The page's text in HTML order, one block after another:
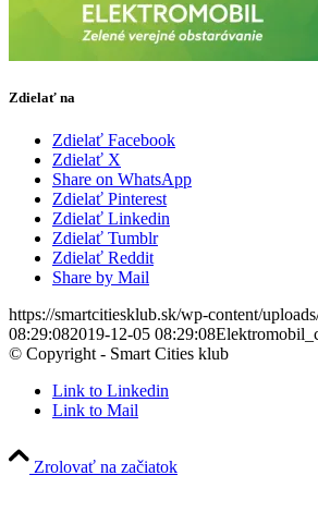
Zdielať na
Zdielať Facebook
Zdielať X
Share on WhatsApp
Zdielať Pinterest
Zdielať Linkedin
Zdielať Tumblr
Zdielať Reddit
Share by Mail
https://smartcitiesklub.sk/wp-content/
08:29:082019-12-05 08:29:08
© Copyright - Smart Cities klub
Link to Linkedin
Link to Mail
Zrolovať na začiatok